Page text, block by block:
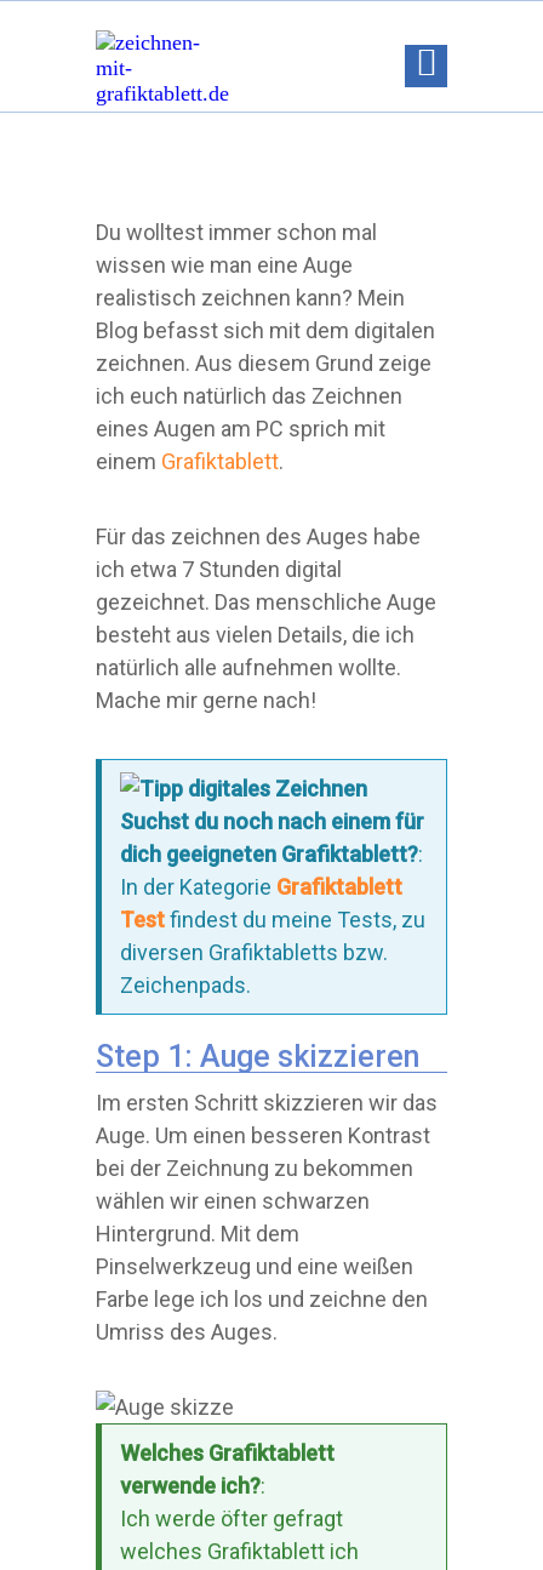
Du wolltest immer schon mal
wissen wie man eine Auge
realistisch zeichnen kann? Mein
Blog befasst sich mit dem digitalen
zeichnen. Aus diesem Grund zeige
ich euch natürlich das Zeichnen
eines Augen am PC sprich mit
einem Grafiktablett.
Für das zeichnen des Auges habe
ich etwa 7 Stunden digital
gezeichnet. Das menschliche Auge
besteht aus vielen Details, die ich
natürlich alle aufnehmen wollte.
Mache mir gerne nach!
Suchst du noch nach einem für
dich geeigneten Grafiktablett?:
In der Kategorie Grafiktablett
Testfindest du meine Tests, zu
diversen Grafiktabletts bzw.
Zeichenpads.
Step 1: Auge skizzieren
Im ersten Schritt skizzieren wir das
Auge. Um einen besseren Kontrast
bei der Zeichnung zu bekommen
wählen wir einen schwarzen
Hintergrund. Mit dem
Pinselwerkzeug und eine weißen
Farbe lege ich los und zeichne den
Umriss des Auges.
Welches Grafiktablett
verwende ich?:
Ich werde öfter gefragt
welches Grafiktablett ich